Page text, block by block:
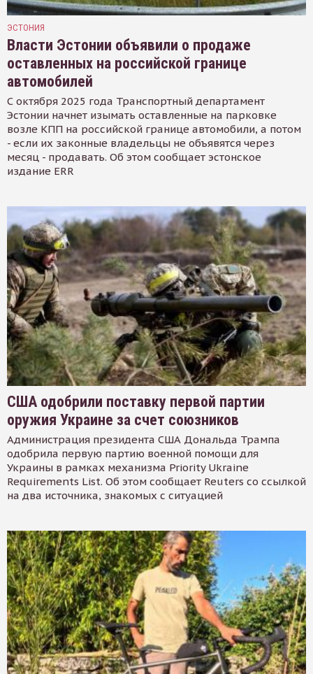
ЭСТОНИЯ
Власти Эстонии объявили о продаже
оставленных на российской границе
автомобилей
С октября 2025 года Транспортный департамент
Эстонии начнет изымать оставленные на парковке
возле КПП на российской границе автомобили, а потом
- если их законные владельцы не объявятся через
месяц - продавать. Об этом сообщает эстонское
издание ERR
США одобрили поставку первой партии
оружия Украине за счет союзников
Администрация президента США Дональда Трампа
одобрила первую партию военной помощи для
Украины в рамках механизма Priority Ukraine
Requirements List. Об этом сообщает Reuters со ссылкой
на два источника, знакомых с ситуацией